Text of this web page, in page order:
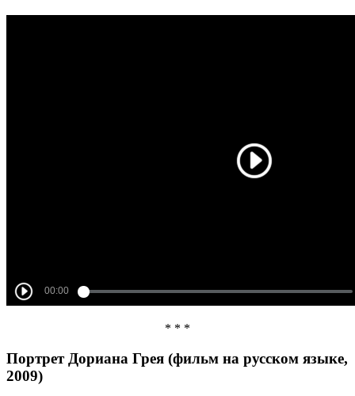
* * *
Портрет Дориана Грея (фильм на русском языке,
2009)